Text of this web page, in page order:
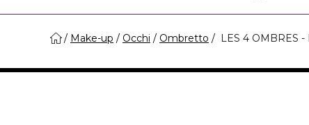
Make-up Occhi Ombretto LES 4 OMBRES